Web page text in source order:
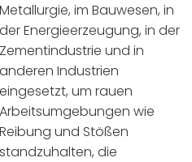
Metallurgie, im Bauwesen, in
der Energieerzeugung, in der
Zementindustrie und in
anderen Industrien
eingesetzt, um rauen
Arbeitsumgebungen wie
Reibung und Stößen
standzuhalten, die